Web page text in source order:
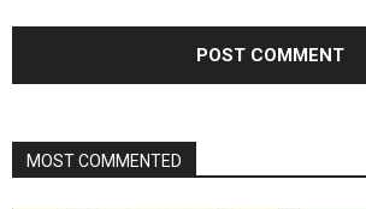
MOST COMMENTED